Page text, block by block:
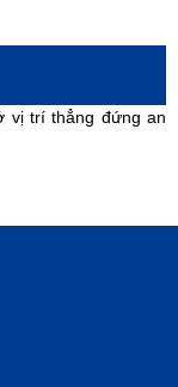
vị trí thẳng đứng an